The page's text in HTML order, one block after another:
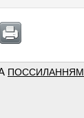
ПОССИЛАННЯМ